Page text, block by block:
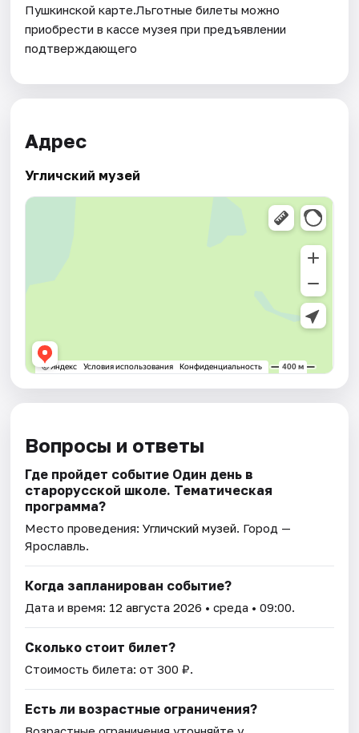
Пушкинской карте.Льготные билеты можно
приобрести в кассе музея при предъявлении
подтверждающего
Адрес
Угличский музей
Вопросы и ответы
Где пройдет событие Один день в
старорусской школе. Тематическая
программа?
Место проведения:Угличский музей. Город —
Ярославль.
Когда запланирован событие?
Дата и время: 12 августа 2026 • среда • 09:00.
Сколько стоит билет?
Стоимость билета: от 300 ₽.
Есть ли возрастные ограничения?